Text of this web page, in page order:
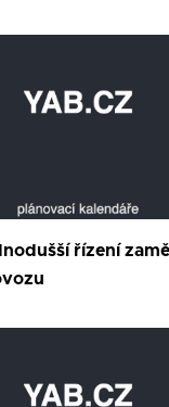
řízení